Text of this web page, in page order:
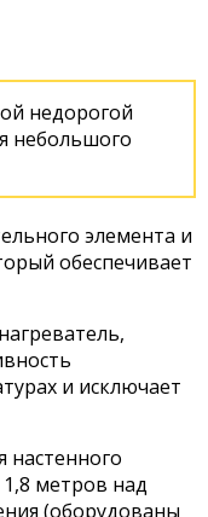
недорогой
небольшого
элемента и
обеспечивает
и исключает
настенного
метров над
(оборудованы